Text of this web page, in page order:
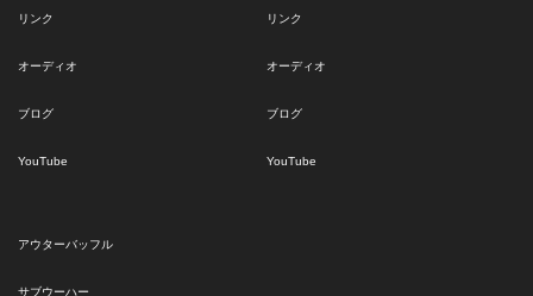
リンク
オーディオ
ブログ
YouTube
リンク
オーディオ
ブログ
YouTube
アウターバッフル
サブウーハー